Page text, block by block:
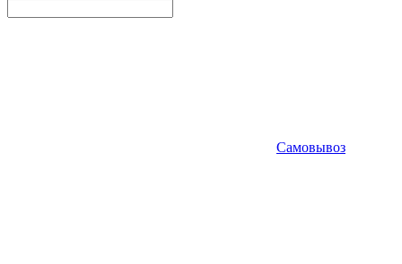
Самовывоз